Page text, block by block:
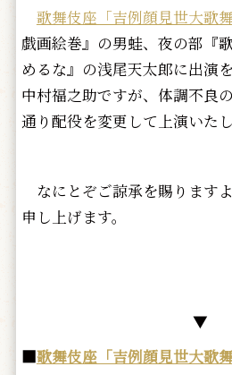
歌舞伎座「吉例顔見世大歌舞
戯画絵巻』の男蛙、夜の部『
めるな』の浅尾天太郎に出演
中村福之助ですが、体調不良
通り配役を変更して上演いたし
なにとぞご諒承を賜ります
申し上げます。
▼
■歌舞伎座「吉例顔見世大歌舞